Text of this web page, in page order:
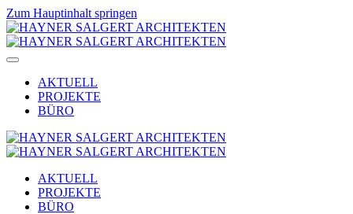
Zum Hauptinhalt springen
AKTUELL
PROJEKTE
BÜRO
AKTUELL
PROJEKTE
BÜRO